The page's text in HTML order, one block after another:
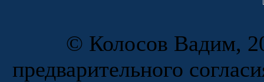
© Колосов Вадим,
предварительного